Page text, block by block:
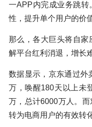
一APP内完成业务跳
性，提升单个用户的价
那么，各大巨头将自家
解平台红利消退，增长
数据显示，京东通过外
万，唤醒180天以上未
万，总计6000万人。而
转为电商用户的有效转